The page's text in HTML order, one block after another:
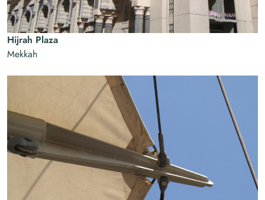
Hijrah Plaza
Mekkah